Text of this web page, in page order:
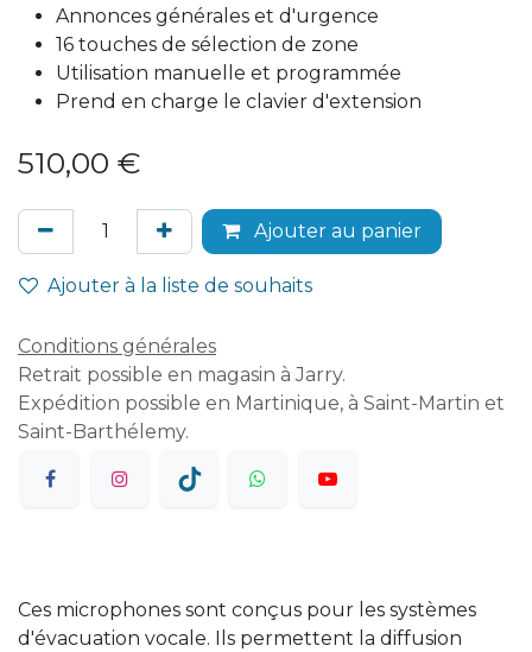
Annonces générales et d'urgence
16 touches de sélection de zone
Utilisation manuelle et programmée
Prend en charge le clavier d'extension
510,00 €
Ajouter au panier
Ajouter à la liste de souhaits
Conditions générales
Retrait possible en magasin à Jarry.
Expédition possible en Martinique, à Saint-Martin et
Saint-Barthélemy.
Ces microphones sont conçus pour les systèmes
d'évacuation vocale. Ils permettent la diffusion